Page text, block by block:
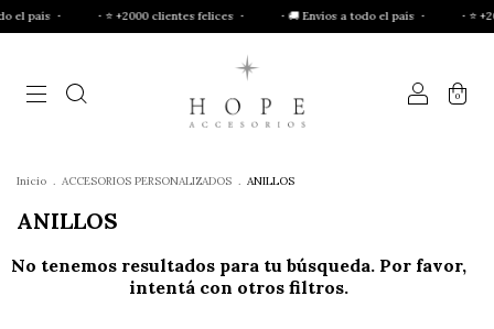
el país ・ ・⭐ +2000 clientes felices ・ ・🚚 Envíos a todo el país ・ ・⭐
0
Inicio . ACCESORIOS PERSONALIZADOS . ANILLOS
ANILLOS
No tenemos resultados para tu búsqueda. Por favor,
intentá con otros filtros.